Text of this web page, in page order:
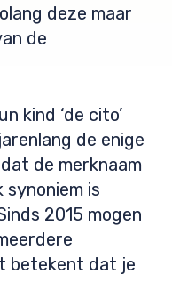
deze maar
de
kind ‘de cito’
de enige
de merknaam
is
2015 mogen
betekent dat je